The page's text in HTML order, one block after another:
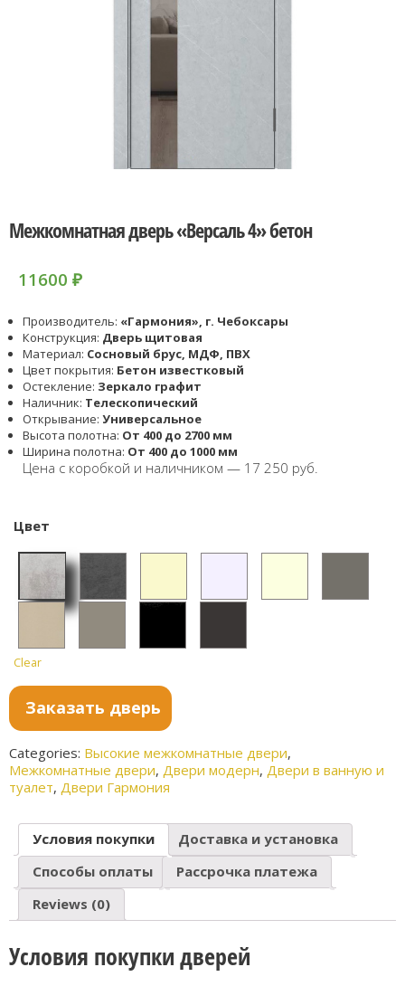
Межкомнатная дверь «Версаль 4» бетон
11600 ₽
Производитель: «Гармония», г. Чебоксары
Конструкция: Дверь щитовая
Материал: Cосновый брус, МДФ, ПВХ
Цвет покрытия: Бетон известковый
Остекление: Зеркало графит
Наличник: Телескопический
Открывание: Универсальное
Высота полотна: От 400 до 2700 мм
Ширина полотна: От 400 до 1000 мм
Цена с коробкой и наличником — 17 250 руб.
Цвет
светл
тёмны
ь
айс
Софт
черны
й
Clear
Заказать дверь
Categories: Высокие межкомнатные двери,
Межкомнатные двери, Двери модерн, Двери в ванную и
туалет, Двери Гармония
Условия покупки
Доставка и установка
Способы оплаты
Рассрочка платежа
Reviews (0)
Условия покупки дверей